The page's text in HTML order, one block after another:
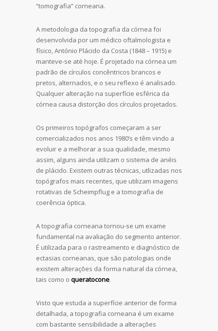
“tomografia” corneana.
A metodologia da topografia da córnea foi
desenvolvida por um médico oftalmologista e
físico, António Plácido da Costa (1848 – 1915) e
manteve-se até hoje. É projetado na córnea um
padrão de círculos concêntricos brancos e
pretos, alternados, e o seu reflexo é analisado.
Qualquer alteração na superfície esférica da
córnea causa distorção dos círculos projetados.
Os primeiros topógrafos começaram a ser
comercializados nos anos 1980’s e têm vindo a
evoluir e a melhorar a sua qualidade, mesmo
assim, alguns ainda utilizam o sistema de anéis
de plácido. Existem outras técnicas, utlizadas nos
topógrafos mais recentes, que utilizam imagens
rotativas de Scheimpflug e a tomografia de
coerência óptica.
A topografia corneana tornou-se um exame
fundamental na avaliação do segmento anterior.
É utilizada para o rastreamento e diagnóstico de
ectasias corneanas, que são patologias onde
existem alterações da forma natural da córnea,
tais como o queratocone.
Visto que estuda a superfície anterior de forma
detalhada, a topografia corneana é um exame
com bastante sensibilidade a alterações